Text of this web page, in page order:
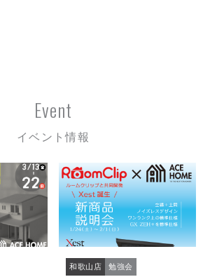
Event
イベント情報
和歌山店 勉強会